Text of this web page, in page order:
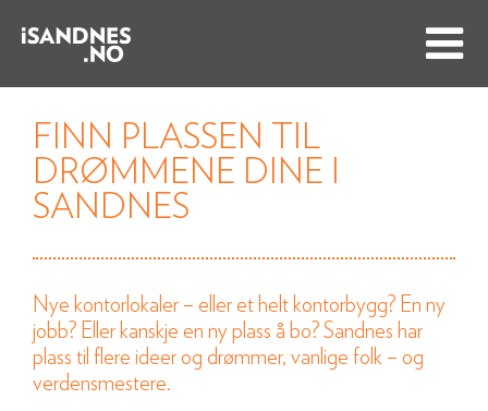
FINN PLASSEN TIL
DRØMMENE DINE I
SANDNES
Nye kontorlokaler – eller et helt kontorbygg? En ny
jobb? Eller kanskje en ny plass å bo? Sandnes har
plass til flere ideer og drømmer, vanlige folk – og
verdensmestere.